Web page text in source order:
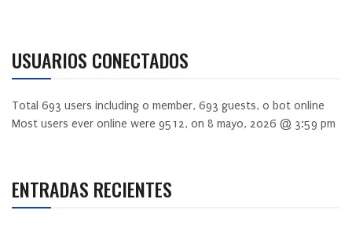
USUARIOS CONECTADOS
Total 693 users including 0 member, 693 guests, 0 bot online
Most users ever online were 9512, on 8 mayo, 2026 @ 3:59 pm
ENTRADAS RECIENTES